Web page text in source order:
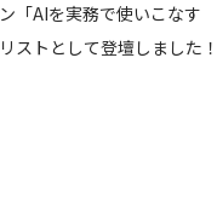
「AIを実務で使いこなす
ストとして登壇しました！